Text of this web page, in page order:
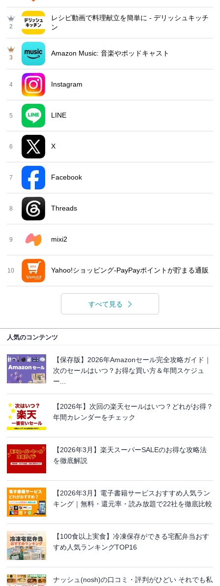
2
レシピ動画で料理献立を簡単‪に - デリッシュキッチ
ン
3
Amazon Music: 音楽やポッドキャスト
4 Instagram
5 LINE
6 X
7 Facebook
8 Threads
9 mixi2
10 Yahoo!ショッピング-PayPayポイントが貯まる通販
すべて見る
人気のコンテンツ
【保存版】2026年Amazonセール完全攻略ガイド｜
次のセールはいつ？お得な買い方＆年間スケジュ
ー...
【2026年】次回の楽天セールはいつ？どれがお得？
年間カレンダーをチェック
【2026年3月】楽天スーパーSALEのお得な攻略法
を徹底解説
【2026年3月】電子書籍サービスおすすめ人気ラン
キング｜無料・還元率・読み放題で22社を徹底比較
【100食以上実食】冷凍保存ができる宅配弁当おす
すめ人気ランキングTOP16
ナッシュ(nosh)の口コミ・評判がひどい それでも私